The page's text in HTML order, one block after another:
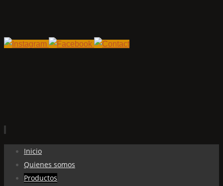
contenido
Inicio
Quienes somos
Productos